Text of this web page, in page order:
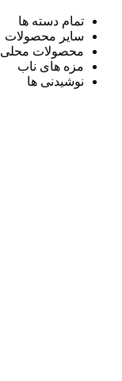
تمام دسته ها
سایر محصولات
محصولات محلی
مزه های ناب
نوشیدنی ها